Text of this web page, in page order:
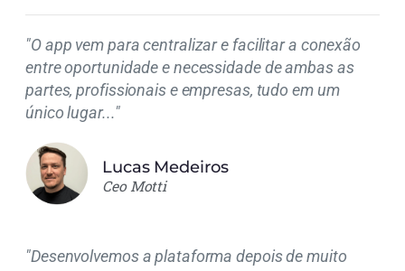
"O app vem para centralizar e facilitar a conexão
entre oportunidade e necessidade de ambas as
partes, profissionais e empresas, tudo em um
único lugar..."
Lucas Medeiros
Ceo Motti
"Desenvolvemos a plataforma depois de muito